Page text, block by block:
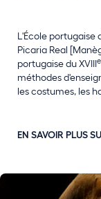
L'École portugaise
Picaria Real
portugaise du XVIIIe
méthodes
les costumes, les
EN SAVOIR PLUS